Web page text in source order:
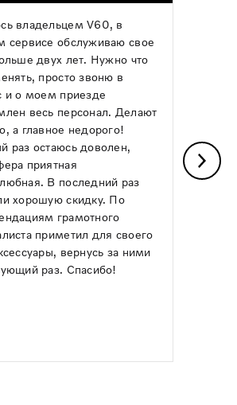
владельцем V60, в
сервисе обслуживаю свое
двух лет. Нужно что
просто звоню в
и о моем приезде
весь персонал. Делают
а главное недорого!
раз остаюсь доволен,
приятная
В последний раз
хорошую скидку. По
грамотного
приметил для своего
вернусь за ними
раз. Спасибо!